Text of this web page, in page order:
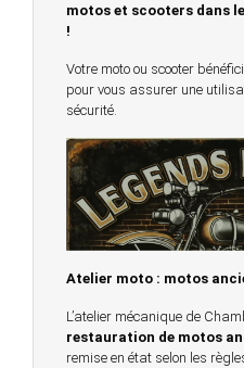
motos et scooters dans
!
Votre moto ou scooter
pour vous assurer une
sécurité.
Atelier moto : motos
L’atelier mécanique de
restauration de motos
remise en état selon les